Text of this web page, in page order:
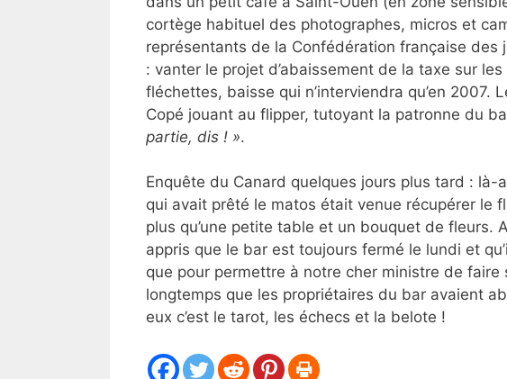
cortège habituel des photographes, micros et
représentants de la Confédération française des
: vanter le projet d’abaissement de la taxe sur
fléchettes, baisse qui n’interviendra qu’en 2007.
Copé jouant au flipper, tutoyant la patronne du
partie, dis ! ».
Enquête du Canard quelques jours plus tard :
qui avait prêté le matos était venue récupérer le
plus qu’une petite table et un bouquet de fleurs.
appris que le bar est toujours fermé le lundi et
que pour permettre à notre cher ministre de faire
longtemps que les propriétaires du bar avaient
eux c’est le tarot, les échecs et la belote !